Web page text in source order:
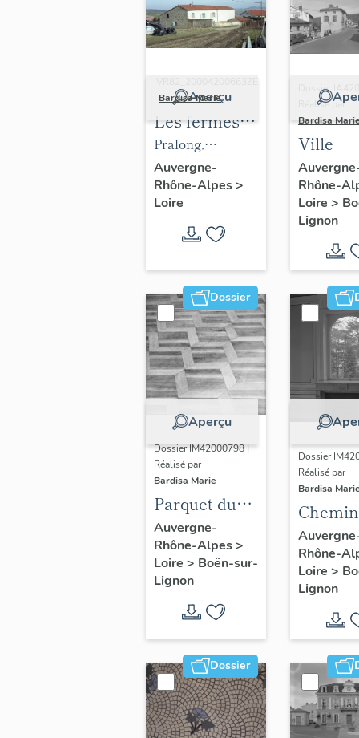
Aperçu
Bardisa Marie
Les fermes
du canton de
Boën et de la
commune de
Sail-sous-
Couzan
Pralong,
Menacey (1987
A2 763), type A2.
Vue générale.
Auvergne-
Rhône-Alpes>
Loire
Dossier
Réalisé par
Bardisa
Ville
Rhône-
Loire >
Lignon
Dossier
Aperçu
Dossier IM42000798 |
Réalisé par
Bardisa Marie
Parquet du
salon nord,
des
chambres
dites
chambre de
Monsieur et
chambre de
Madame
Auvergne-
Rhône-Alpes>
Loire > Boën-sur-
Lignon
Dossier
Réalisé par
Bardisa
"salon
Rhône-
Loire >
Lignon
Dossier